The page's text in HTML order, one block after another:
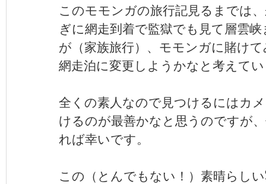
このモモンガの旅行記見るまでは
ぎに網走到着で監獄でも見て層雲
が（家族旅行）、モモンガに賭け
網走泊に変更しようかなと考えて
全くの素人なので見つけるにはカ
けるのが最善かなと思うのですが
れば幸いです。
この（とんでもない！）素晴らし